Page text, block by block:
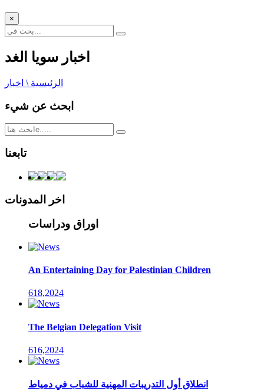
×
اخبار سويا الغد
الرئيسية \ اخبار
ابحث عن شيء
تابعنا
اخر المدونات
اوراق ودراسات
An Entertaining Day for Palestinian Children
618,2024
The Belgian Delegation Visit
616,2024
انطلاق أول التدريبات المهنية للشباب في دمياط